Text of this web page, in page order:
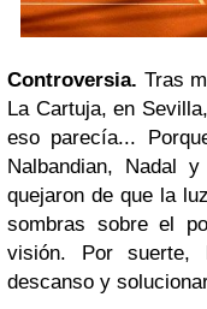
Controversia. Tras
La Cartuja, en
eso parecía...
Nalbandian, Nadal
quejaron de que la
sombras sobre el
visión. Por suerte,
descanso y